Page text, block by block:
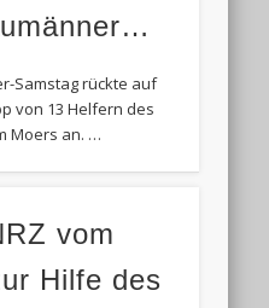
Samstag rückte auf
von 13 Helfern des
Moers an. …
vom
Hilfe des